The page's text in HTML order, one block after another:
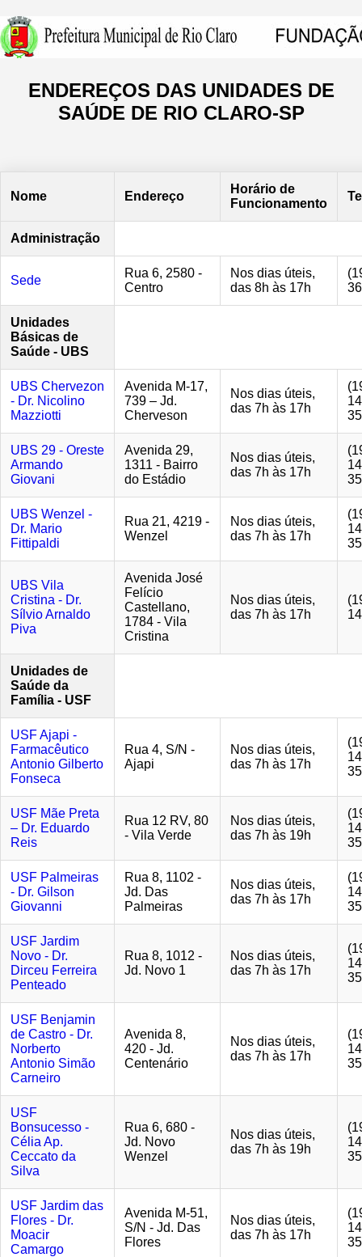
ENDEREÇOS DAS UNIDADES DE
SAÚDE DE RIO CLARO-SP
Nome Endereço
Horário de
Funcionamento
Administração
Sede
Rua 6, 2580 -
Centro
Nos dias úteis,
das 8h às 17h
Unidades
Básicas de
Saúde - UBS
UBS Chervezon
- Dr. Nicolino
Mazziotti
Avenida M-17,
739 – Jd.
Cherveson
Nos dias úteis,
das 7h às 17h
UBS 29 - Oreste
Armando
Giovani
Avenida 29,
1311 - Bairro
do Estádio
Nos dias úteis,
das 7h às 17h
UBS Wenzel -
Dr. Mario
Fittipaldi
Rua 21, 4219 -
Wenzel
Nos dias úteis,
das 7h às 17h
UBS Vila
Cristina - Dr.
Sílvio Arnaldo
Piva
Avenida José
Felício
Castellano,
1784 - Vila
Cristina
Nos dias úteis,
das 7h às 17h
Unidades de
Saúde da
Família - USF
USF Ajapi -
Farmacêutico
Antonio Gilberto
Fonseca
Rua 4, S/N -
Ajapi
Nos dias úteis,
das 7h às 17h
USF Mãe Preta
– Dr. Eduardo
Reis
Rua 12 RV, 80
- Vila Verde
Nos dias úteis,
das 7h às 19h
USF Palmeiras
- Dr. Gilson
Giovanni
Rua 8, 1102 -
Jd. Das
Palmeiras
Nos dias úteis,
das 7h às 17h
USF Jardim
Novo - Dr.
Dirceu Ferreira
Penteado
Rua 8, 1012 -
Jd. Novo 1
Nos dias úteis,
das 7h às 17h
USF Benjamin
de Castro - Dr.
Norberto
Antonio Simão
Carneiro
Avenida 8,
420 - Jd.
Centenário
Nos dias úteis,
das 7h às 17h
USF
Bonsucesso -
Célia Ap.
Ceccato da
Silva
Rua 6, 680 -
Jd. Novo
Wenzel
Nos dias úteis,
das 7h às 19h
USF Jardim das
Flores - Dr.
Moacir
Camargo
Avenida M-51,
S/N - Jd. Das
Flores
Nos dias úteis,
das 7h às 17h